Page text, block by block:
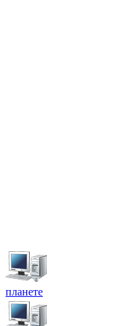
планете